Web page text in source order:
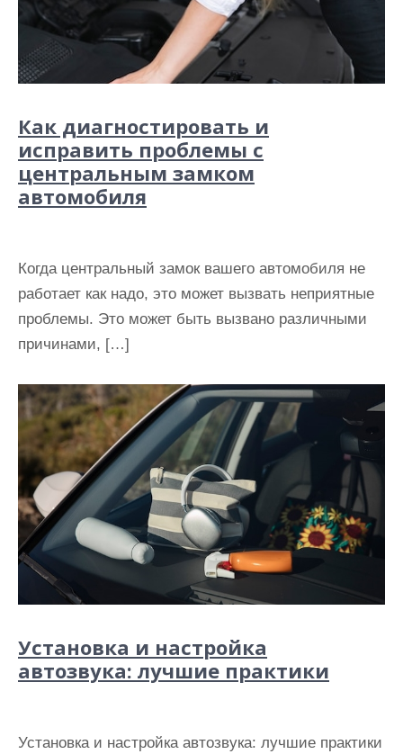
Как диагностировать и
исправить проблемы с
центральным замком
автомобиля
Когда центральный замок вашего автомобиля не
работает как надо, это может вызвать неприятные
проблемы. Это может быть вызвано различными
причинами, […]
Установка и настройка
автозвука: лучшие практики
Установка и настройка автозвука: лучшие практики